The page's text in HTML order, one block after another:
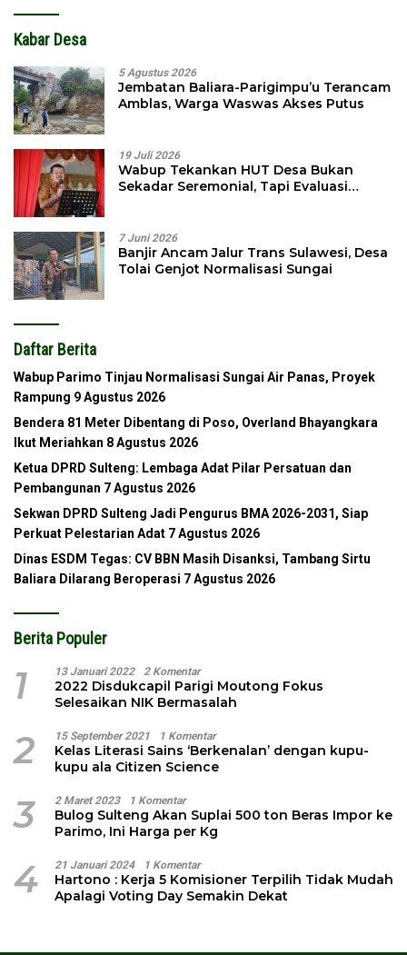
Kabar Desa
5 Agustus 2026
Jembatan Baliara-Parigimpu’u Terancam
Amblas, Warga Waswas Akses Putus
19 Juli 2026
Wabup Tekankan HUT Desa Bukan
Sekadar Seremonial, Tapi Evaluasi
7 Juni 2026
Banjir Ancam Jalur Trans Sulawesi, Desa
Tolai Genjot Normalisasi Sungai
Daftar Berita
Wabup Parimo Tinjau Normalisasi Sungai Air Panas, Proyek
Rampung 9 Agustus 2026
Bendera 81 Meter Dibentang di Poso, Overland Bhayangkara
Ikut Meriahkan 8 Agustus 2026
Ketua DPRD Sulteng: Lembaga Adat Pilar Persatuan dan
Pembangunan 7 Agustus 2026
Sekwan DPRD Sulteng Jadi Pengurus BMA 2026-2031, Siap
Perkuat Pelestarian Adat 7 Agustus 2026
Dinas ESDM Tegas: CV BBN Masih Disanksi, Tambang Sirtu
Baliara Dilarang Beroperasi 7 Agustus 2026
Berita Populer
1 13 Januari 2022 2 Komentar
2022 Disdukcapil Parigi Moutong Fokus
Selesaikan NIK Bermasalah
2 15 September 2021 1 Komentar
Kelas Literasi Sains ‘Berkenalan’ dengan kupu-
kupu ala Citizen Science
3 2 Maret 2023 1 Komentar
Bulog Sulteng Akan Suplai 500 ton Beras Impor ke
Parimo, Ini Harga per Kg
4 21 Januari 2024 1 Komentar
Hartono : Kerja 5 Komisioner Terpilih Tidak Mudah
Apalagi Voting Day Semakin Dekat